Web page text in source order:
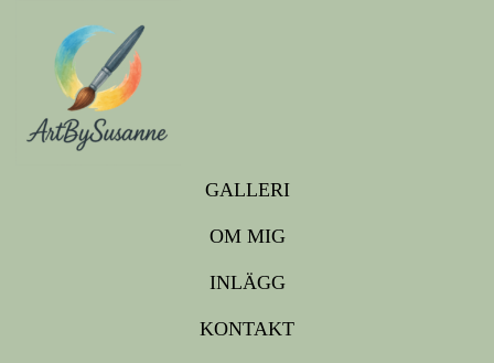
GALLERI
OM MIG
INLÄGG
KONTAKT